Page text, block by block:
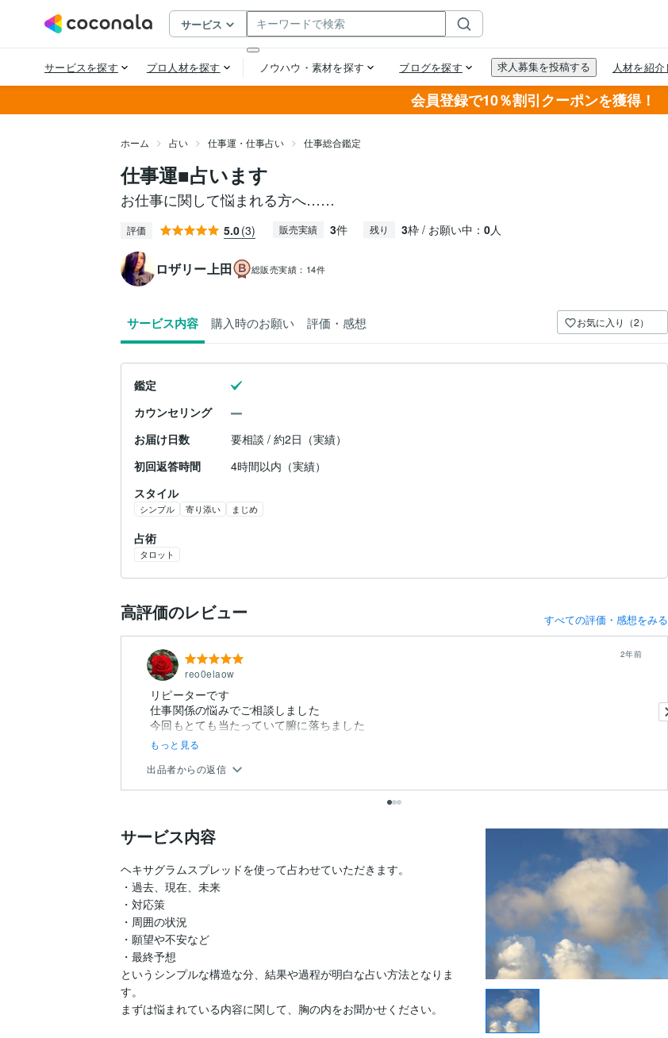
会員登録で10％割引クーポンを獲得！
ホーム 占い 仕事運・仕事占い 仕事総合鑑定
仕事運■占います
お仕事に関して悩まれる方へ……
評価 5.0(3) 販売実績 3件 残り 3枠 / お願い中： 0人
ロザリー上田 総販売実績： 14件
サービス内容 購入時のお願い 評価・感想 お気に入り（2）
鑑定
カウンセリング
お届け日数
要相談 / 約2日（実績）
初回返答時間
4時間以内（実績）
スタイル
シンプル 寄り添い まじめ
占術
タロット
高評価のレビュー すべての評価・感想をみる
reo0elaow
2年前
リピーターです
仕事関係の悩みでご相談しました
今回もとても当たっていて腑に落ちました
もっと見る
出品者からの返信
サービス内容
ヘキサグラムスプレッドを使って占わせていただきます。
・過去、現在、未来
・対応策
・周囲の状況
・願望や不安など
・最終予想
というシンプルな構造な分、結果や過程が明白な占い方法となりま
す。
まずは悩まれている内容に関して、胸の内をお聞かせください。